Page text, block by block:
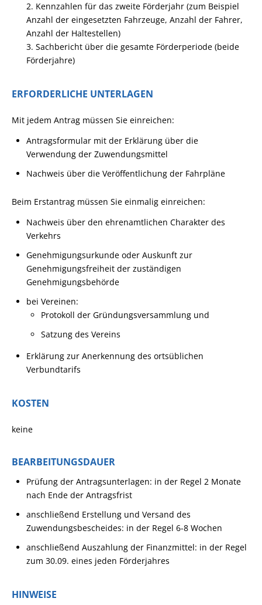
2. Kennzahlen für das zweite Förderjahr (zum Beispiel
Anzahl der eingesetzten Fahrzeuge, Anzahl der Fahrer,
Anzahl der Haltestellen)
3. Sachbericht über die gesamte Förderperiode (beide
Förderjahre)
ERFORDERLICHE UNTERLAGEN
Mit jedem Antrag müssen Sie einreichen:
Antragsformular mit der Erklärung über die
Verwendung der Zuwendungsmittel
Nachweis über die Veröffentlichung der Fahrpläne
Beim Erstantrag müssen Sie einmalig einreichen:
Nachweis über den ehrenamtlichen Charakter des
Verkehrs
Genehmigungsurkunde oder Auskunft zur
Genehmigungsfreiheit der zuständigen
Genehmigungsbehörde
bei Vereinen:
Protokoll der Gründungsversammlung und
Satzung des Vereins
Erklärung zur Anerkennung des ortsüblichen
Verbundtarifs
KOSTEN
keine
BEARBEITUNGSDAUER
Prüfung der Antragsunterlagen: in der Regel 2 Monate
nach Ende der Antragsfrist
anschließend Erstellung und Versand des
Zuwendungsbescheides: in der Regel 6-8 Wochen
anschließend Auszahlung der Finanzmittel: in der Regel
zum 30.09. eines jeden Förderjahres
HINWEISE